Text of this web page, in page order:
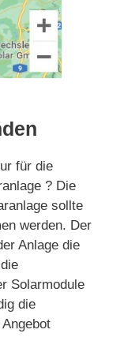
für die
? Die
sollte
werden. Der
Anlage die
Solarmodule
die